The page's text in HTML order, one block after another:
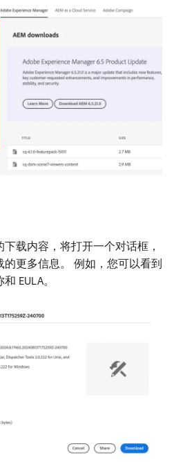
载内容，将打开一个对话框，
的更多信息。 例如，您可以看到
EULA。